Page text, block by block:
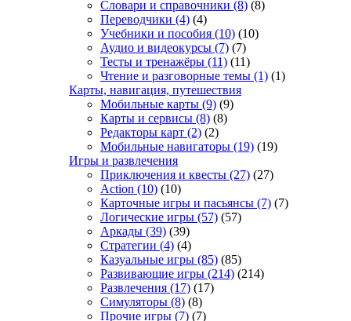
Словари и справочники (8) (8)
Переводчики (4) (4)
Учебники и пособия (10) (10)
Аудио и видеокурсы (7) (7)
Тесты и тренажёры (11) (11)
Чтение и разговорные темы (1) (1)
Карты, навигация, путешествия
Мобильные карты (9) (9)
Карты и сервисы (8) (8)
Редакторы карт (2) (2)
Мобильные навигаторы (19) (19)
Игры и развлечения
Приключения и квесты (27) (27)
Action (10) (10)
Карточные игры и пасьянсы (7) (7)
Логические игры (57) (57)
Аркады (39) (39)
Стратегии (4) (4)
Казуальные игры (85) (85)
Развивающие игры (214) (214)
Развлечения (17) (17)
Симуляторы (8) (8)
Прочие игры (7) (7)